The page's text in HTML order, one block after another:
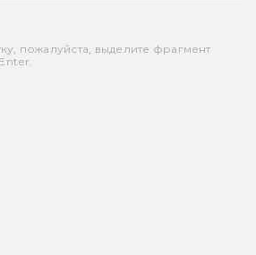
пожалуйста, выделите фрагмент